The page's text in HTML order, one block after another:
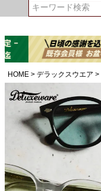
HOME デラックスウエア